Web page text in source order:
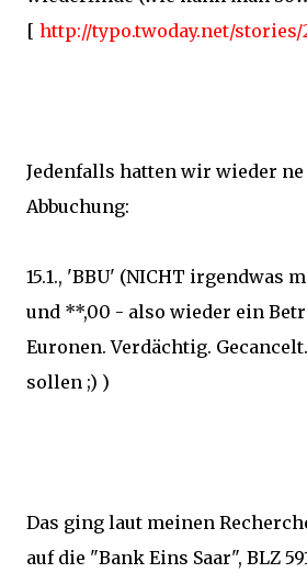
[ http://typo.twoday.net/stories/
Jedenfalls hatten wir wieder ne
Abbuchung:
15.1., 'BBU' (NICHT irgendwas
und **,00 - also wieder ein
Euronen. Verdächtig.
sollen ;) )
Das ging laut meinen
auf die "Bank Eins Saar", BLZ